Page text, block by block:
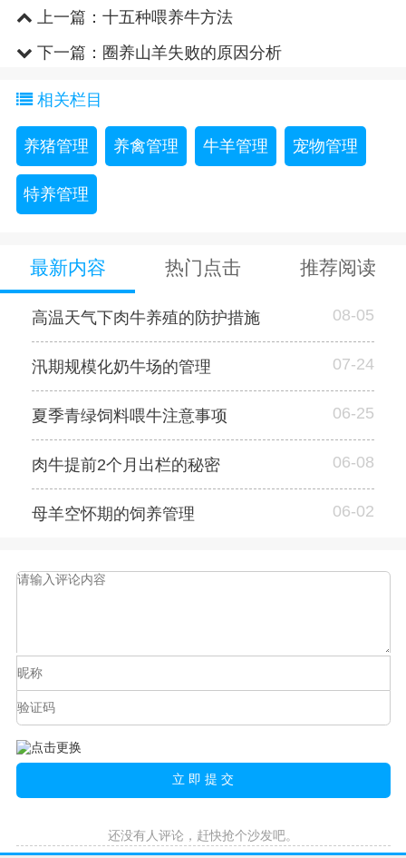
上一篇： 十五种喂养牛方法
下一篇： 圈养山羊失败的原因分析
相关栏目
养猪管理 养禽管理 牛羊管理 宠物管理
特养管理
最新内容 热门点击 推荐阅读
高温天气下肉牛养殖的防护措施 08-05
汛期规模化奶牛场的管理 07-24
夏季青绿饲料喂牛注意事项 06-25
肉牛提前2个月出栏的秘密 06-08
母羊空怀期的饲养管理 06-02
还没有人评论，赶快抢个沙发吧。